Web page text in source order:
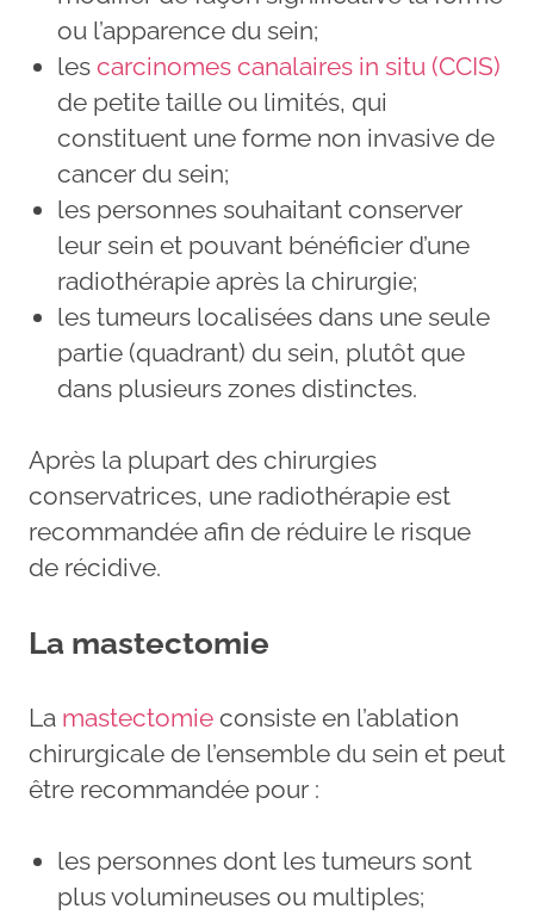
ou l’apparence du sein;
les carcinomes canalaires in situ (CCIS)
de petite taille ou limités, qui
constituent une forme non invasive de
cancer du sein;
les personnes souhaitant conserver
leur sein et pouvant bénéficier d’une
radiothérapie après la chirurgie;
les tumeurs localisées dans une seule
partie (quadrant) du sein, plutôt que
dans plusieurs zones distinctes.
Après la plupart des chirurgies
conservatrices, une radiothérapie est
recommandée afin de réduire le risque
de récidive.
La mastectomie
La mastectomie consiste en l’ablation
chirurgicale de l’ensemble du sein et peut
être recommandée pour :
les personnes dont les tumeurs sont
plus volumineuses ou multiples;